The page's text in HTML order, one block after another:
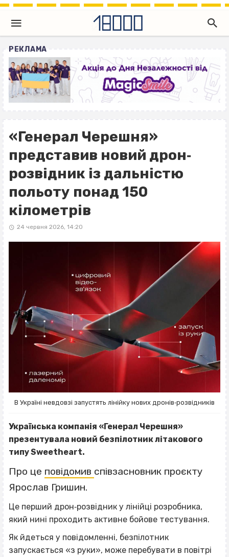
РЕКЛАМА
«Генерал Черешня»
представив новий дрон‐
розвідник із дальністю
польоту понад 150
кілометрів
24 червня 2026, 14:20
В Україні невдовзі запустять лінійку нових дронів‐розвідників
Українська компанія «Генерал Черешня»
презентувала новий безпілотник літакового
типу Sweetheart.
Про це повідомив співзасновник проєкту
Ярослав Гришин.
Це перший дрон‐розвідник у лінійці розробника,
який нині проходить активне бойове тестування.
Як йдеться у повідомленні, безпілотник
запускається «з руки», може перебувати в повітрі